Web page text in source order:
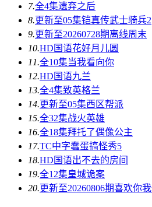
7.全4集遗弃之后
8.更新至05集铠真传武士骑兵2
9.更新至20260728期离线周末
10.HD国语花好月儿圆
11.全10集当我看向你
12.HD国语九兰
13.全4集致英格兰
14.更新至05集西区帮派
15.全32集战火英雄
16.全18集拜托了偶像公主
17.TC中字蠢蛋搞怪秀5
18.HD国语出不去的房间
19.全12集皇城诡案
20.更新至20260806期喜欢你